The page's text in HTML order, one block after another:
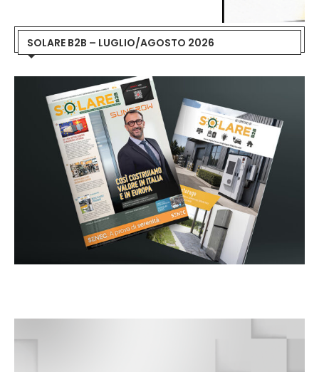
SOLARE B2B – LUGLIO/AGOSTO 2026